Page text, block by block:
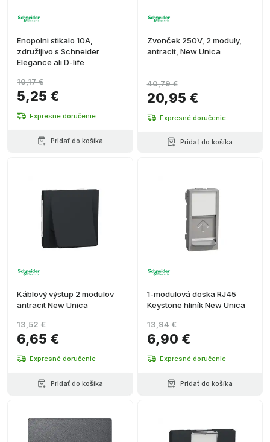
Enopolni stikalo 10A,
združljivo s Schneider
Elegance ali D-life
5,25 €
10,17 €
Expresné doručenie
Pridať do košíka
Zvonček 250V, 2 moduly,
antracit, New Unica
20,95 €
40,79 €
Expresné doručenie
Pridať do košíka
Káblový výstup 2 modulov
antracit New Unica
6,65 €
13,52 €
Expresné doručenie
Pridať do košíka
1-modulová doska RJ45
Keystone hliník New Unica
6,90 €
13,94 €
Expresné doručenie
Pridať do košíka